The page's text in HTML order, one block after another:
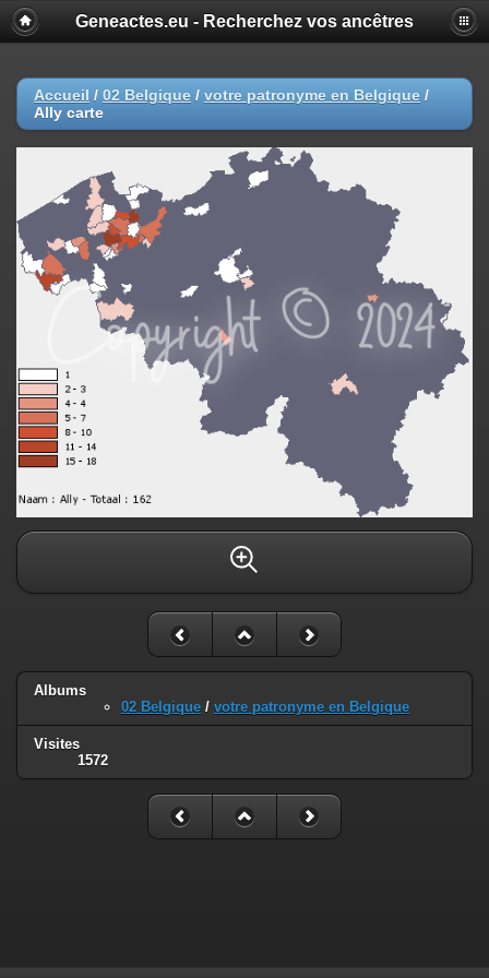
Geneactes.eu - Recherchez vos ancêtres
Accueil / 02 Belgique / votre patronyme en Belgique /
Ally carte
Albums
02 Belgique / votre patronyme en Belgique
Visites
1572